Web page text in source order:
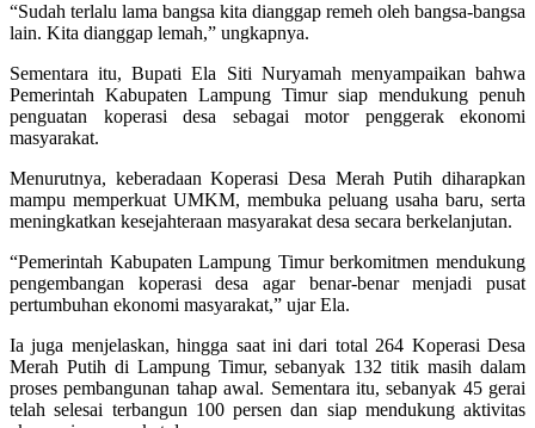
“Sudah terlalu lama bangsa kita dianggap remeh oleh bangsa-bangsa
lain. Kita dianggap lemah,” ungkapnya.
Sementara itu, Bupati Ela Siti Nuryamah menyampaikan bahwa
Pemerintah Kabupaten Lampung Timur siap mendukung penuh
penguatan koperasi desa sebagai motor penggerak ekonomi
masyarakat.
Menurutnya, keberadaan Koperasi Desa Merah Putih diharapkan
mampu memperkuat UMKM, membuka peluang usaha baru, serta
meningkatkan kesejahteraan masyarakat desa secara berkelanjutan.
“Pemerintah Kabupaten Lampung Timur berkomitmen mendukung
pengembangan koperasi desa agar benar-benar menjadi pusat
pertumbuhan ekonomi masyarakat,” ujar Ela.
Ia juga menjelaskan, hingga saat ini dari total 264 Koperasi Desa
Merah Putih di Lampung Timur, sebanyak 132 titik masih dalam
proses pembangunan tahap awal. Sementara itu, sebanyak 45 gerai
telah selesai terbangun 100 persen dan siap mendukung aktivitas